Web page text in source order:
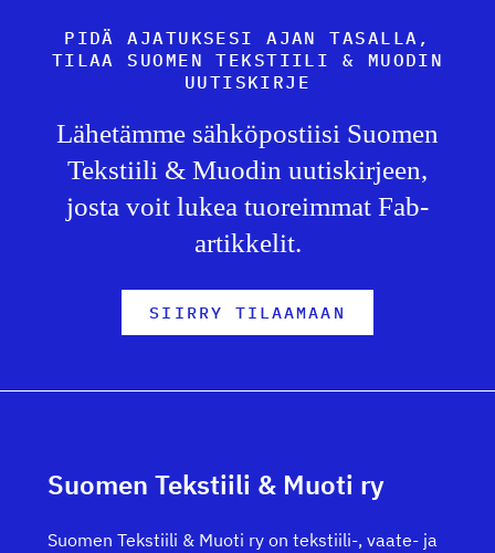
PIDÄ AJATUKSESI AJAN TASALLA,
TILAA SUOMEN TEKSTIILI & MUODIN
UUTISKIRJE
Lähetämme sähköpostiisi Suomen
Tekstiili & Muodin uutiskirjeen,
josta voit lukea tuoreimmat Fab-
artikkelit.
SIIRRY TILAAMAAN
Suomen Tekstiili & Muoti ry
Suomen Tekstiili & Muoti ry on tekstiili-, vaate- ja